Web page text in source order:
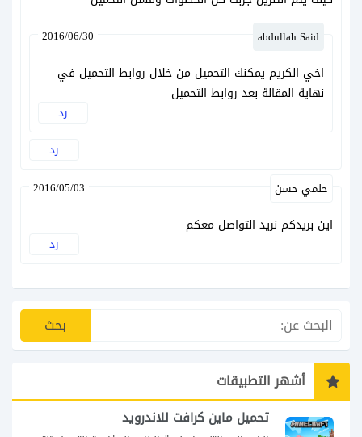
رد
abdullah Said
2016/06/30
اخي الكريم يمكنك التحميل من خلال روابط التحميل في
نهاية المقالة بعد روابط التحميل
رد
حلمي حسن 2016/05/03
اين بريدكم نريد التواصل معكم
رد
أشهر التطبيقات
تحميل ماين كرافت للاندرويد